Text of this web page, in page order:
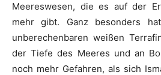
Meereswesen, die es auf der
mehr gibt. Ganz besonders
unberechenbaren weißen
der Tiefe des Meeres und an
noch mehr Gefahren, als sich